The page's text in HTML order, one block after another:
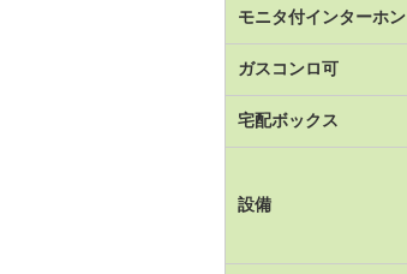
モニタ付インターホン
ガスコンロ可
宅配ボックス
設備